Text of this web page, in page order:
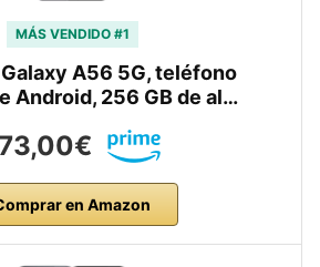
MÁS VENDIDO #1
A56 5G, teléfono
Android, 256 GB de al…
en Amazon